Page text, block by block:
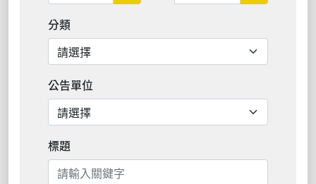
分類
公告單位
標題